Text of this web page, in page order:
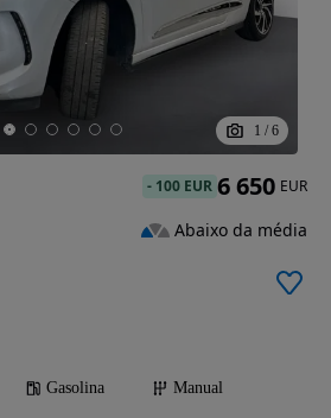
1 / 6
Gasolina
Manual
- 100 EUR 6 650 EUR
Abaixo da média